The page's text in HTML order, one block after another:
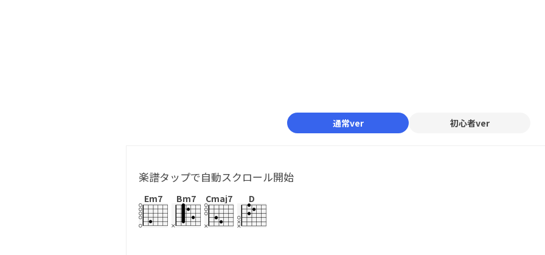
通常ver 初心者ver
楽譜タップで自動スクロール開始
Em7 Bm7 Cmaj7 D